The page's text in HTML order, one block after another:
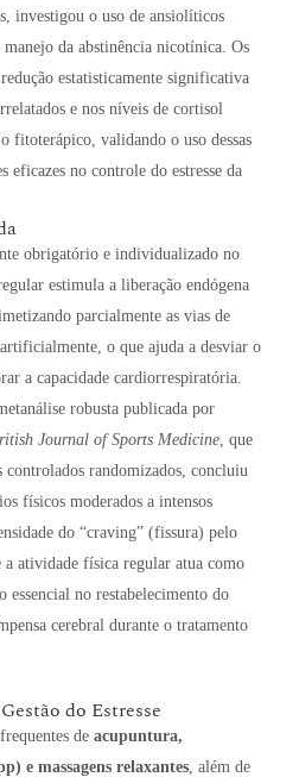
investigou o uso de ansiolíticos
da abstinência nicotínica. Os
estatisticamente significativa
e nos níveis de cortisol
fitoterápico, validando o uso dessas
eficazes no controle do estresse da
obrigatório e individualizado no
estimula a liberação endógena
parcialmente as vias de
o que ajuda a desviar o
a capacidade cardiorrespiratória.
robusta publicada por
Journal of Sports Medicine, que
controlados randomizados, concluiu
físicos moderados a intensos
do “craving” (fissura) pelo
a atividade física regular atua como
no restabelecimento do
cerebral durante o tratamento
do Estresse
de acupuntura,
e massagens relaxantes , além de